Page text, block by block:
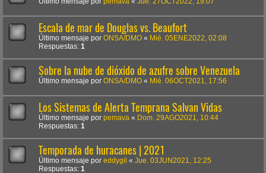
Escala de mar de Douglas vs. Beaufort
Último mensaje por ONSA/DMO « Mié. 05ENE2022, 02:08
Respuestas: 1
Sobre la nube de dióxido de azufre sobre Venezuela
Último mensaje por ONSA/DMO « Mié. 06OCT2021, 17:56
Los Sistemas de Alerta Temprana Salvan Vidas
Último mensaje por pemava « Dom. 29AGO2021, 10:44
Respuestas: 1
Temporada de huracanes | 2021
Último mensaje por eddygil « Jue. 03JUN2021, 12:25
Respuestas: 1